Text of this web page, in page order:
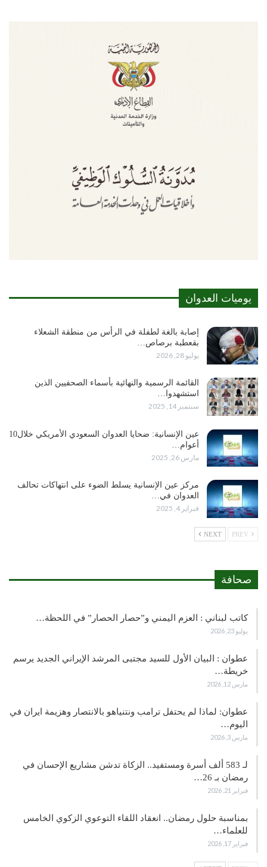
يوميات العدوان
إصابة بالغة لطفلة في الرأس من منطقة الشعلاء
بقعطبة برصاص…
يوليو 28, 2026
القائمة الرسمية والنهائية بأسماء الصحفيين الذين
استشهدوا…
سبتمبر 14, 2025
عين الإنسانية: ضحايا العدوان السعودي الأمريكي خلال10
أعوام…
مارس 26, 2025
مركز عين الإنسانية يسلط الضوء على انتهاكات تحالف
العدوان في…
فبراير 4, 2025
NEXT
صحافة
كاتب لبناني : العزم اليمني و”حصار الحصار” في اللحظة…
يوليو 23, 2026
عطوان : البيان الأول للسيد مجتبى المرشد الإيراني الجديد يرسم
خريطة…
مارس 12, 2026
عطوان: لماذا لم يحتفل ترامب ونتنياهو بالانتصار وهزيمة ايران في
اليوم…
مارس 3, 2026
لـ 583 ألف أسرة ومستفيد.. الزكاة تدشن مشاريع الإحسان في
رمضان بـ 26…
فبراير 21, 2026
بمناسبة حلول رمضان.. انعقاد اللقاء التوعوي الزكوي الخامس
للعلماء…
فبراير 17, 2026